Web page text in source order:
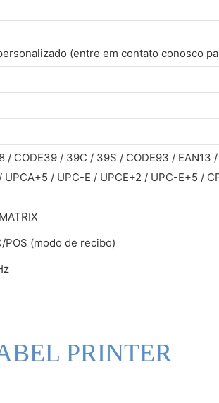
(entre em contato conosco
/ CODE39 / 39C / 39S / CODE93 /
/ UPC-E / UPCE+2 / UPC-E+5 /
POS (modo de recibo)
PRINTER